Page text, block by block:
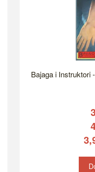
Bajaga i Instruktori